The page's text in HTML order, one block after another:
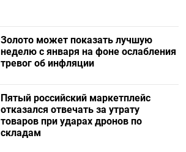
Золото может показать лучшую
неделю с января на фоне ослабления
тревог об инфляции
Пятый российский маркетплейс
отказался отвечать за утрату
товаров при ударах дронов по
складам